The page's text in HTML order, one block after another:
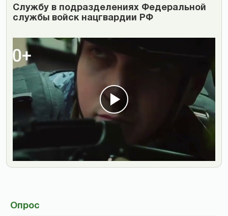
Cлужбу в подразделениях Федеральной
службы войск нацгвардии РФ
Опрос